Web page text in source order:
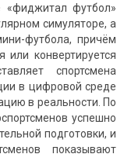
футбол»
симуляторе, а
футбола, причём
или конвертируется
спортсмена
в цифровой среде
в реальности. По
успешно
подготовки, и
показывают